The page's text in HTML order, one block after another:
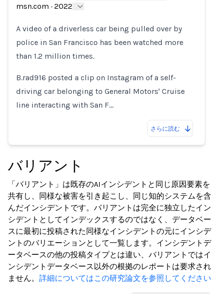
msn.com · 2022
A video of a driverless car being pulled over by
police in San Francisco has been watched more
than 1.2 million times.
B.rad916 posted a clip on Instagram of a self-
driving car belonging to General Motors' Cruise
line interacting with San F…
さらに読む
バリアント
「バリアント」は既存のAIインシデントと同じ原因要素を
共有し、同様な被害を引き起こし、同じ知的システムを含
んだインシデントです。バリアントは完全に独立したイン
シデントとしてインデックスするのではなく、データベー
スに最初に投稿された同様なインシデントの元にインシデ
ントのバリエーションとして一覧します。インシデントデ
ータベースの他の投稿タイプとは違い、バリアントではイ
ンシデントデータベース以外の根拠のレポートは要求され
ません。 詳細についてはこの研究論文を参照してください